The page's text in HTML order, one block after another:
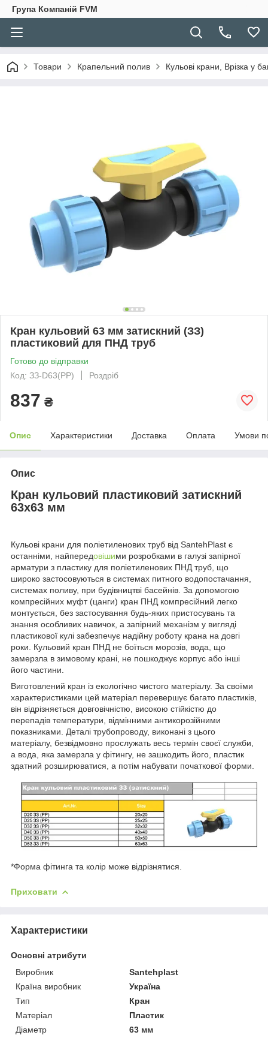
Група Компаній FVM
Товари Крапельний полив Кульові крани, Врізка у
Кран кульовий 63 мм затискний (ЗЗ)
пластиковий для ПНД труб
Готово до відправки
Код: ЗЗ-D63(PP)
Роздріб
837 ₴
Опис Характеристики Доставка Оплата Умови
Опис
Кран кульовий пластиковий затискний
63х63 мм
Кульові крани для поліетиленових труб від SantehPlast є
останніми, найпередовішими розробками в галузі запірної
арматури з пластику для поліетиленових ПНД труб, що
широко застосовуються в системах питного водопостачання,
системах поливу, при будівництві басейнів. За допомогою
компресійних муфт (цанги) кран ПНД компресійний легко
монтується, без застосування будь-яких пристосувань та
знання особливих навичок, а запірний механізм у вигляді
пластикової кулі забезпечує надійну роботу крана на довгі
роки. Кульовий кран ПНД не боїться морозів, вода, що
замерзла в зимовому крані, не пошкоджує корпус або інші
його частини.
Виготовлений кран із екологічно чистого матеріалу. За своїми
характеристиками цей матеріал перевершує багато пластиків,
він відрізняється довговічністю, високою стійкістю до
перепадів температури, відмінними антикорозійними
показниками. Деталі трубопроводу, виконані з цього
матеріалу, безвідмовно прослужать весь термін своєї служби,
а вода, яка замерзла у фітингу, не зашкодить його, пластик
здатний розширюватися, а потім набувати початкової форми.
*Форма фітинга та колір може відрізнятися.
Приховати
Характеристики
Основні атрибути
Виробник
Santehplast
Країна виробник
Україна
Тип
Кран
Матеріал
Пластик
Діаметр
63 мм